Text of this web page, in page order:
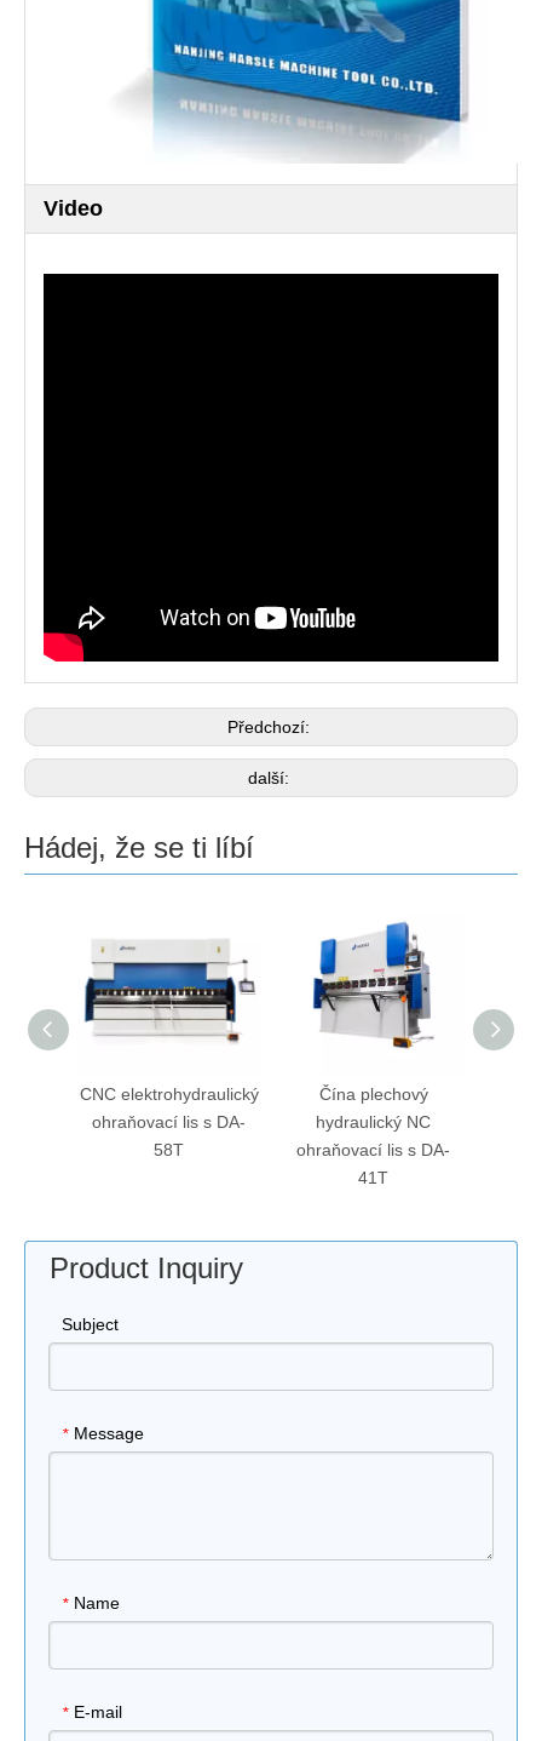
Video
Předchozí:
další:
Hádej, že se ti líbí
CNC elektrohydraulický
ohraňovací lis s DA-
58T
Čína plechový
hydraulický NC
ohraňovací lis s DA-
41T
Product Inquiry
Subject
* Message
* Name
* E-mail